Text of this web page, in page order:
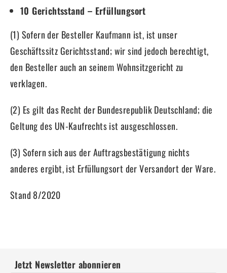
10 Gerichtsstand – Erfüllungsort
(1) Sofern der Besteller Kaufmann ist, ist unser
Geschäftssitz Gerichtsstand; wir sind jedoch berechtigt,
den Besteller auch an seinem Wohnsitzgericht zu
verklagen.
(2) Es gilt das Recht der Bundesrepublik Deutschland; die
Geltung des UN-Kaufrechts ist ausgeschlossen.
(3) Sofern sich aus der Auftragsbestätigung nichts
anderes ergibt, ist Erfüllungsort der Versandort der Ware.
Stand 8/2020
Jetzt Newsletter abonnieren